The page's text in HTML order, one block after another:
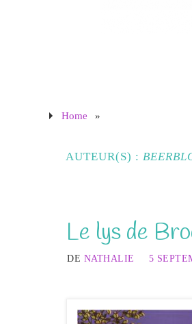
Home »
AUTEUR(S) :
Le lys de
DE NATHALIE 5